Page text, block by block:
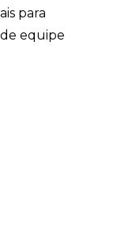
para
equipe